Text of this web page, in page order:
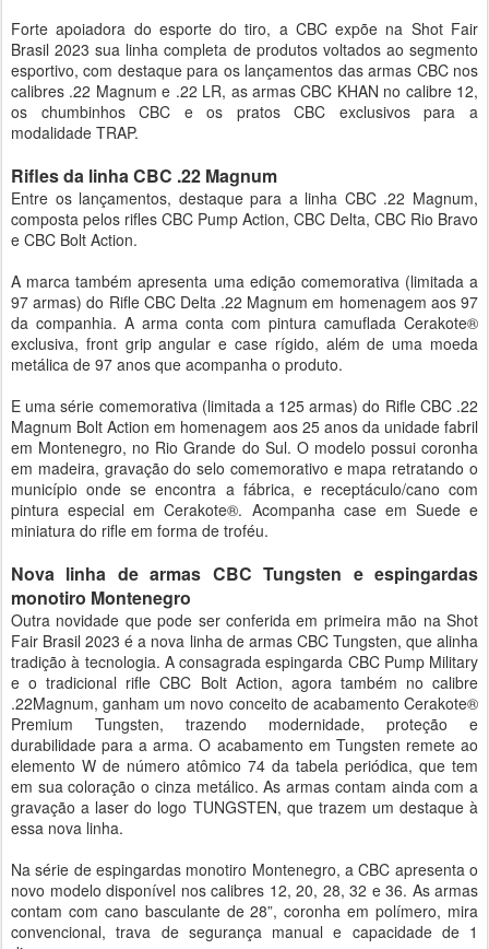
Forte apoiadora do esporte do tiro, a CBC expõe na Shot Fair
Brasil 2023 sua linha completa de produtos voltados ao segmento
esportivo, com destaque para os lançamentos das armas CBC nos
calibres .22 Magnum e .22 LR, as armas CBC KHAN no calibre 12,
os chumbinhos CBC e os pratos CBC exclusivos para a
modalidade TRAP.
Rifles da linha CBC .22 Magnum
Entre os lançamentos, destaque para a linha CBC .22 Magnum,
composta pelos rifles CBC Pump Action, CBC Delta, CBC Rio Bravo
e CBC Bolt Action.
A marca também apresenta uma edição comemorativa (limitada a
97 armas) do Rifle CBC Delta .22 Magnum em homenagem aos 97
da companhia. A arma conta com pintura camuflada Cerakote®
exclusiva, front grip angular e case rígido, além de uma moeda
metálica de 97 anos que acompanha o produto.
E uma série comemorativa (limitada a 125 armas) do Rifle CBC .22
Magnum Bolt Action em homenagem aos 25 anos da unidade fabril
em Montenegro, no Rio Grande do Sul. O modelo possui coronha
em madeira, gravação do selo comemorativo e mapa retratando o
município onde se encontra a fábrica, e receptáculo/cano com
pintura especial em Cerakote®. Acompanha case em Suede e
miniatura do rifle em forma de troféu.
Nova linha de armas CBC Tungsten e espingardas
monotiro Montenegro
Outra novidade que pode ser conferida em primeira mão na Shot
Fair Brasil 2023 é a nova linha de armas CBC Tungsten, que alinha
tradição à tecnologia. A consagrada espingarda CBC Pump Military
e o tradicional rifle CBC Bolt Action, agora também no calibre
.22Magnum, ganham um novo conceito de acabamento Cerakote®
Premium Tungsten, trazendo modernidade, proteção e
durabilidade para a arma. O acabamento em Tungsten remete ao
elemento W de número atômico 74 da tabela periódica, que tem
em sua coloração o cinza metálico. As armas contam ainda com a
gravação a laser do logo TUNGSTEN, que trazem um destaque à
essa nova linha.
Na série de espingardas monotiro Montenegro, a CBC apresenta o
novo modelo disponível nos calibres 12, 20, 28, 32 e 36. As armas
contam com cano basculante de 28”, coronha em polímero, mira
convencional, trava de segurança manual e capacidade de 1